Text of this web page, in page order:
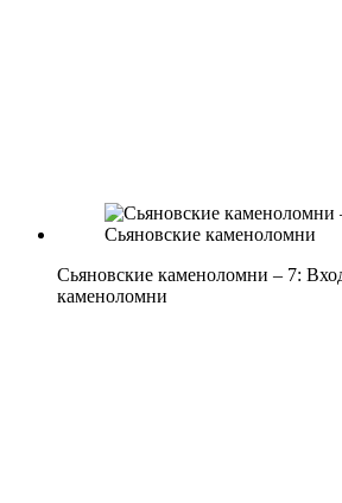
Сьяновские каменоломни – 7:
каменоломни